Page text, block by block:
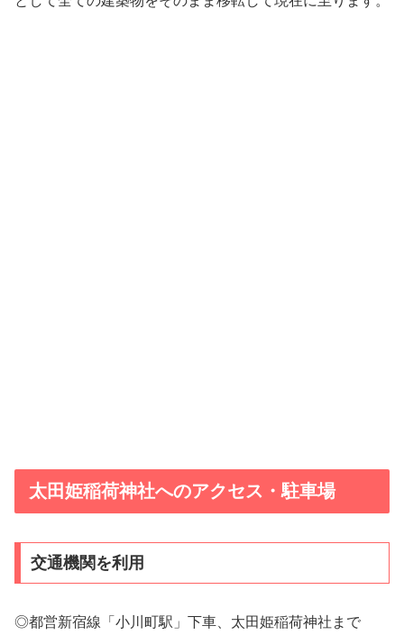
太田姫稲荷神社へのアクセス・駐車場
交通機関を利用
◎都営新宿線「小川町駅」下車、太田姫稲荷神社まで